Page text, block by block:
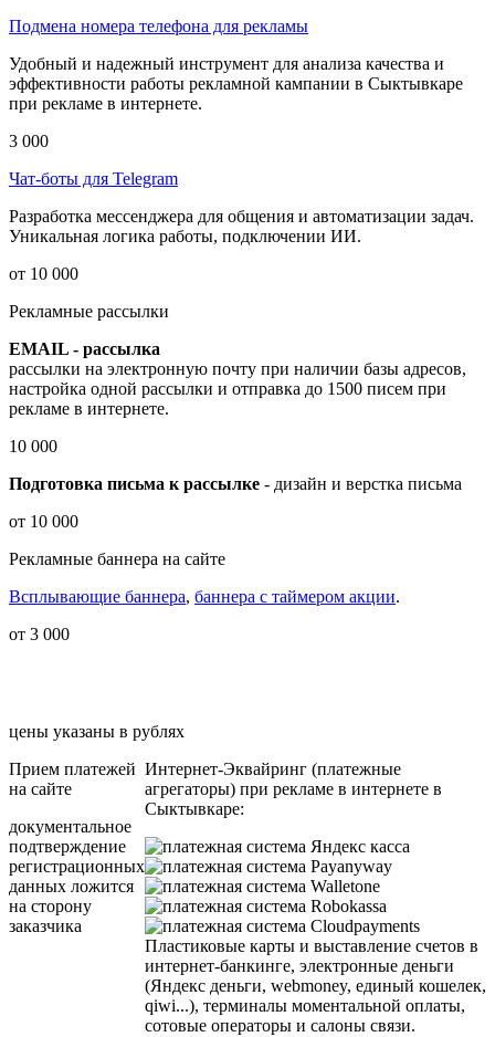
Подмена номера телефона для рекламы
Удобный и надежный инструмент для анализа качества и
эффективности работы рекламной кампании в Сыктывкаре
при рекламе в интернете.
3 000
Чат-боты для Telegram
Разработка мессенджера для общения и автоматизации задач.
Уникальная логика работы, подключении ИИ.
от 10 000
Рекламные рассылки
EMAIL - рассылка
рассылки на электронную почту при наличии базы адресов,
настройка одной рассылки и отправка до 1500 писем при
рекламе в интернете.
10 000
Подготовка письма к рассылке - дизайн и верстка письма
от 10 000
Рекламные баннера на сайте
Всплывающие баннера, баннера с таймером акции.
от 3 000
цены указаны в рублях
Прием платежей
на сайте
документальное
подтверждение
регистрационных
данных ложится
на сторону
заказчика
Интернет-Эквайринг (платежные
агрегаторы) при рекламе в интернете в
Сыктывкаре:
Пластиковые карты и выставление счетов в
интернет-банкинге, электронные деньги
(Яндекс деньги, webmoney, единый кошелек,
qiwi...), терминалы моментальной оплаты,
сотовые операторы и салоны связи.